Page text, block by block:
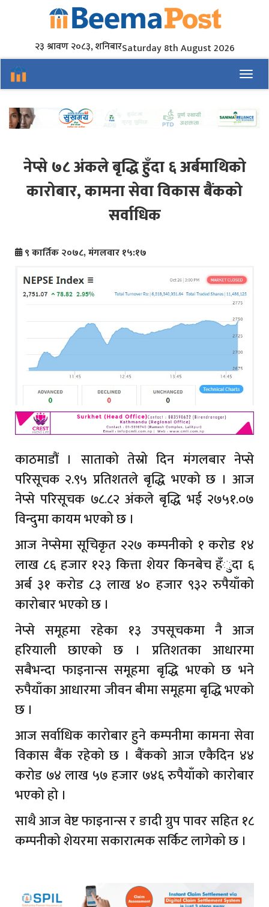
२३ श्रावण २०८३, शनिबारSaturday 8th August 2026
नेप्से ७८ अंकले बृद्धि हुँदा ६ अर्बमाथिको
कारोबार, कामना सेवा विकास बैंकको
सर्वाधिक
९ कार्तिक २०७८, मंगलवार १५:१७
काठमाडौं । साताको तेस्रो दिन मंगलबार नेप्से
परिसूचक २.९५ प्रतिशतले बृद्धि भएको छ । आज
नेप्से परिसूचक ७८.८२ अंकले बृद्धि भई २७५१.०७
विन्दुमा कायम भएको छ ।
आज नेप्सेमा सूचिकृत २२७ कम्पनीको १ करोड १४
लाख ८६ हजार १२३ कित्ता शेयर किनबेच हँुदा ६
अर्ब ३१ करोड ८३ लाख ४० हजार ९३२ रुपैयाँको
कारोबार भएको छ ।
नेप्से समूहमा रहेका १३ उपसूचकमा नै आज
हरियाली छाएको छ । प्रतिशतका आधारमा
सबैभन्दा फाइनान्स समूहमा बृद्धि भएको छ भने
रुपैयाँका आधारमा जीवन बीमा समूहमा बृद्धि भएको
छ ।
आज सर्वाधिक कारोबार हुने कम्पनीमा कामना सेवा
विकास बैंक रहेको छ । बैंकको आज एकैदिन ४४
करोड ७४ लाख ५७ हजार ७४६ रुपैयाँको कारोबार
भएको हो ।
साथै आज वेष्ट फाइनान्स र ङादी ग्रुप पावर सहित १८
कम्पनीको शेयरमा सकारात्मक सर्किट लागेको छ ।